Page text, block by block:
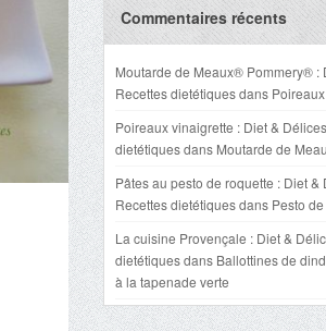
Commentaires récents
Moutarde de Meaux® Pommery® :
Recettes dietétiquesdans
Poireaux vinaigrette : Diet &
dietétiquesdans Moutarde de
Pâtes au pesto de roquette : Diet &
Recettes dietétiquesdans Pesto
La cuisine Provençale : Diet &
dietétiquesdans Ballottines de
à la tapenade verte